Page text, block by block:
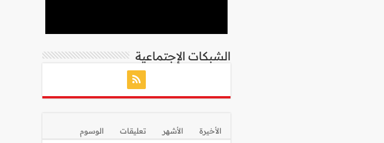
الشبكات الإجتماعية
الأخيرة الأشهر تعليقات الوسوم